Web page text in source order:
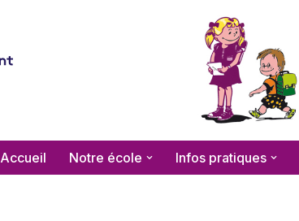
Accueil Notre école Infos pratiques